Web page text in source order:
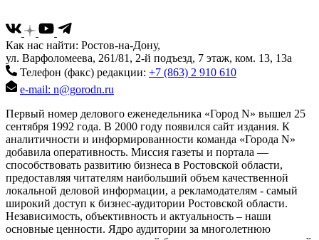
Как нас найти: Ростов-на-Дону,
ул. Варфоломеева, 261/81, 2-й подъезд, 7 этаж, ком. 13, 13а
Телефон (факс) редакции: +7 (863) 2 910 610
e-mail: n@gorodn.ru
Первый номер делового еженедельника «Город N» вышел 25
сентября 1992 года. В 2000 году появился сайт издания. К
аналитичности и информированности команда «Города N»
добавила оперативность. Миссия газеты и портала —
способствовать развитию бизнеса в Ростовской области,
предоставляя читателям наибольший объем качественной
локальной деловой информации, а рекламодателям - самый
широкий доступ к бизнес-аудитории Ростовской области.
Независимость, объективность и актуальность – наши
основные ценности. Ядро аудитории за многолетнюю